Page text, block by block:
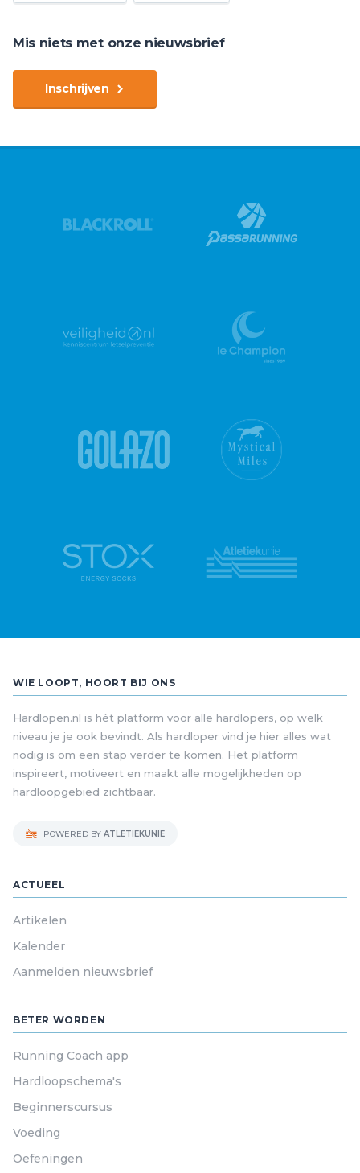
Mis niets met onze nieuwsbrief
Inschrijven
WIE LOOPT, HOORT BIJ ONS
Hardlopen.nl is hét platform voor alle hardlopers, op welk
niveau je je ook bevindt. Als hardloper vind je hier alles wat
nodig is om een stap verder te komen. Het platform
inspireert, motiveert en maakt alle mogelijkheden op
hardloopgebied zichtbaar.
POWERED BY ATLETIEKUNIE
ACTUEEL
Artikelen
Kalender
Aanmelden nieuwsbrief
BETER WORDEN
Running Coach app
Hardloopschema's
Beginnerscursus
Voeding
Oefeningen